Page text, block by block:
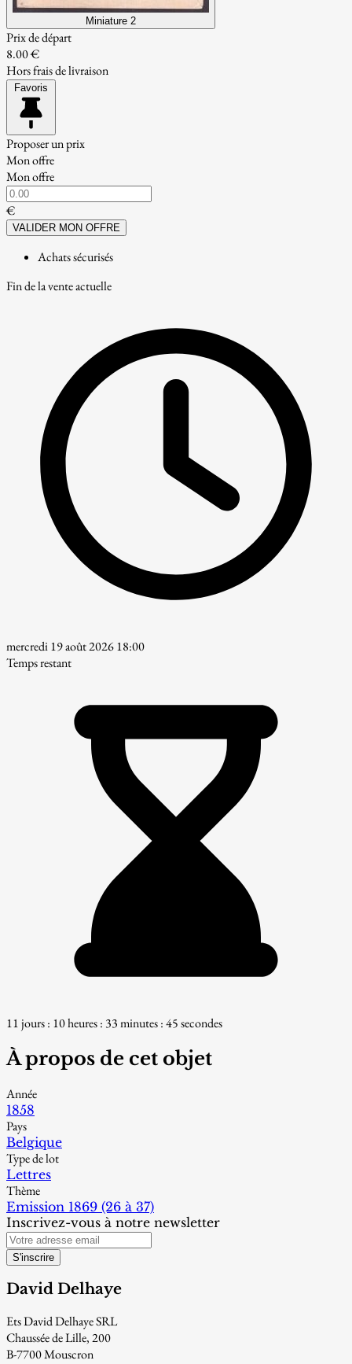
Miniature 2
Prix de départ
8.00 €
Hors frais de livraison
Favoris
Proposer un prix
Mon offre
Mon offre
€
VALIDER MON OFFRE
Achats sécurisés
Fin de la vente actuelle
mercredi 19 août 2026 18:00
Temps restant
11 jours : 10 heures : 33 minutes : 43 secondes
À propos de cet objet
Année
1858
Pays
Belgique
Type de lot
Lettres
Thème
Emission 1869 (26 à 37)
Inscrivez-vous à notre newsletter
S'inscrire
David Delhaye
Ets David Delhaye SRL
Chaussée de Lille, 200
B-7700 Mouscron